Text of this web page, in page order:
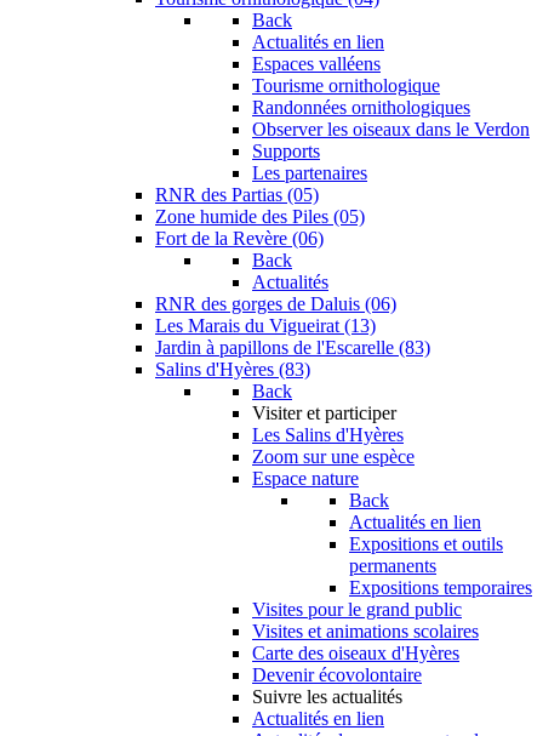
Back
Actualités en lien
Espaces valléens
Tourisme ornithologique
Randonnées ornithologiques
Observer les oiseaux dans le Verdon
Supports
Les partenaires
RNR des Partias (05)
Zone humide des Piles (05)
Fort de la Revère (06)
Back
Actualités
RNR des gorges de Daluis (06)
Les Marais du Vigueirat (13)
Jardin à papillons de l'Escarelle (83)
Salins d'Hyères (83)
Back
Visiter et participer
Les Salins d'Hyères
Zoom sur une espèce
Espace nature
Back
Actualités en lien
Expositions et outils
permanents
Expositions temporaires
Visites pour le grand public
Visites et animations scolaires
Carte des oiseaux d'Hyères
Devenir écovolontaire
Suivre les actualités
Actualités en lien